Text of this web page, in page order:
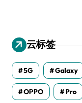
云标签
5G Galaxy
OPPO Pro